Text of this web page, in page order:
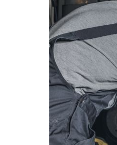
Automatska
Otkrijte sve